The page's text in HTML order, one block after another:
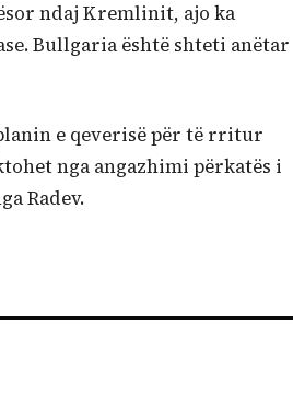
ndaj Kremlinit, ajo ka
Bullgaria është shteti anëtar
e qeverisë për të rritur
nga angazhimi përkatës i
Radev.